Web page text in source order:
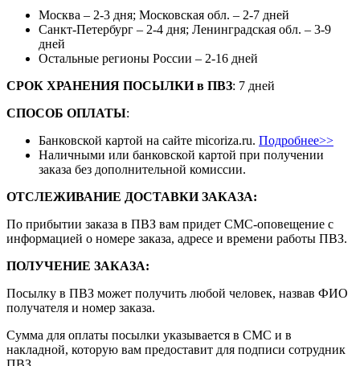
Москва – 2-3 дня; Московская обл. – 2-7 дней
Санкт-Петербург – 2-4 дня; Ленинградская обл. – 3-9
дней
Остальные регионы России – 2-16 дней
СРОК ХРАНЕНИЯ ПОСЫЛКИ в ПВЗ: 7 дней
СПОСОБ ОПЛАТЫ:
Банковской картой на сайте micoriza.ru. Подробнее>>
Наличными или банковской картой при получении
заказа без дополнительной комиссии.
ОТСЛЕЖИВАНИЕ ДОСТАВКИ ЗАКАЗА:
По прибытии заказа в ПВЗ вам придет СМС-оповещение с
информацией о номере заказа, адресе и времени работы ПВЗ.
ПОЛУЧЕНИЕ ЗАКАЗА:
Посылку в ПВЗ может получить любой человек, назвав ФИО
получателя и номер заказа.
Сумма для оплаты посылки указывается в СМС и в
накладной, которую вам предоставит для подписи сотрудник